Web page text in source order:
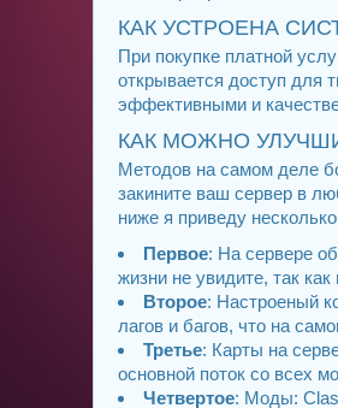
КАК УСТРОЕНА
При покупке платной
открывается доступ для
эффективными и
КАК МОЖНО
Методов на самом деле
закините ваш сервер в
ниже я приведу
Первое: На сервере
жизни не увидите, так
Второе: Настроеный
лагов и багов, что на
Третье: Карты на
основной поток со всех
Четвертое: Моды: